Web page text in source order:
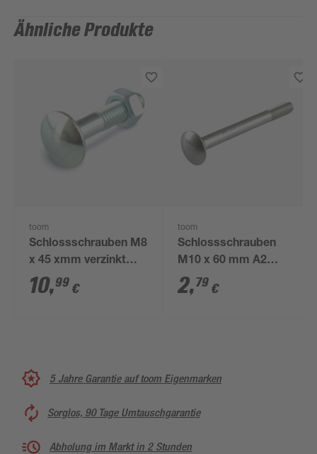
Ähnliche Produkte
toom
Schlossschrauben M8
x 45 xmm verzinkt
DIN 603 25 Stück
10,99 €
toom
Schlossschrauben
M10 x 60 mm A2
verzinkt DIN 603
2,79 €
5 Jahre Garantie auf toom Eigenmarken
Sorglos, 90 Tage Umtauschgarantie
Abholung im Markt in 2 Stunden